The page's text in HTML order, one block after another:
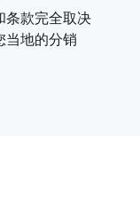
条款完全取决
当地的分销